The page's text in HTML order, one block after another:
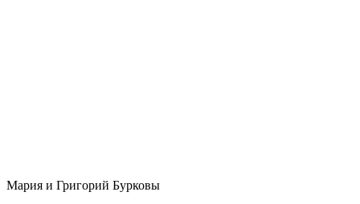
Мария и Григорий Бурковы